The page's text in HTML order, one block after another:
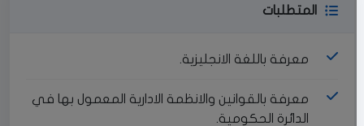
المتطلبات
معرفة باللغة الانجليزية.
معرفة بالقوانين والانظمة الادارية المعمول بها في
الدائرة الحكومية.